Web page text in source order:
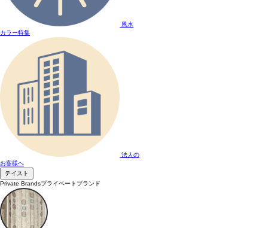
風水
カラー特集
法人の
お客様へ
テイスト
Private Brandsプライベートブランド